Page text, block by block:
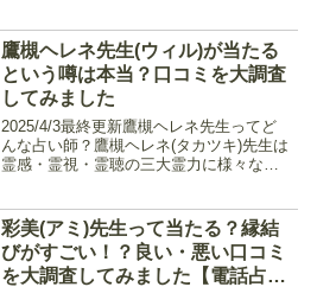
不動の人気を博しています。リズミカル
な説明口調とサクサク...
鷹槻ヘレネ先生(ウィル)が当たる
という噂は本当？口コミを大調査
してみました
2025/4/3最終更新鷹槻ヘレネ先生ってど
んな占い師？鷹槻ヘレネ(タカツキ)先生は
霊感・霊視・霊聴の三大霊力に様々な占
ついての鑑定も得意としているので、転
職・仕事での悩...
彩美(アミ)先生って当たる？縁結
びがすごい！？良い・悪い口コミ
を大調査してみました【電話占い